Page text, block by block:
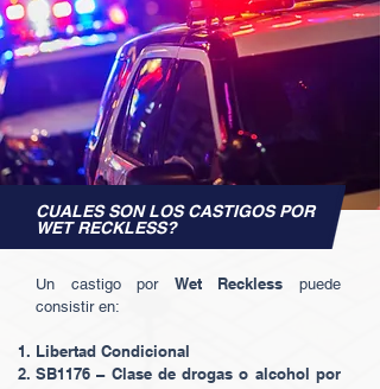
CUALES SON LOS CASTIGOS POR
WET RECKLESS?
Un castigo por Wet Reckless puede
consistir en:
Libertad Condicional
SB1176 – Clase de drogas o alcohol por